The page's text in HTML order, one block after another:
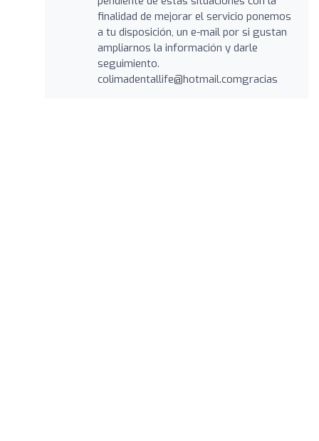
finalidad de mejorar el servicio ponemos
a tu disposición, un e-mail por si gustan
ampliarnos la información y darle
seguimiento.
colimadentallife@hotmail.comgracias